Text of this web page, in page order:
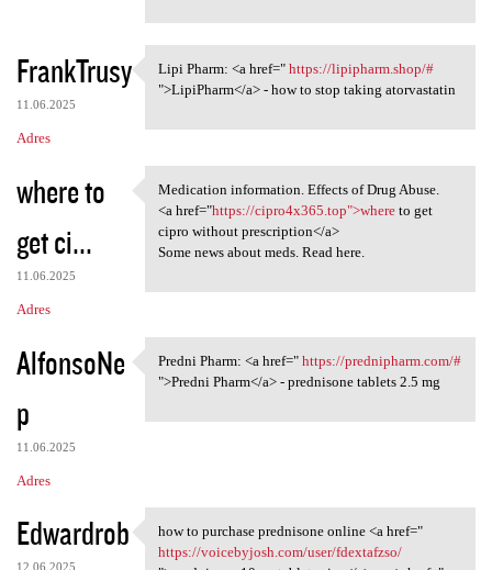
FrankTrusy
11.06.2025
Adres
Lipi Pharm: <a href=" https:/
Lipi Pharm: <a href=" https://lipipharm.shop/#
">LipiPharm</a> - how to stop taking atorvastatin
where to
get ci...
11.06.2025
Adres
Medication information.
Medication information. Effects of Drug Abuse.
<a href="https://cipro4x365.top">whereto get
cipro without prescription</a>
Some news about meds. Read here.
AlfonsoNe
p
11.06.2025
Adres
Predni Pharm: <a href=" https
Predni Pharm: <a href=" https://prednipharm.com/#
">Predni Pharm</a> - prednisone tablets 2.5 mg
Edwardrob
12.06.2025
how to purchase prednisone
how to purchase prednisone online <a href="
https://voicebyjosh.com/user/fdextafzso/